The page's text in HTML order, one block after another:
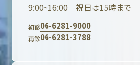
9:00~16:00 祝日は15時まで
初診06-6281-9000
再診06-6281-3788